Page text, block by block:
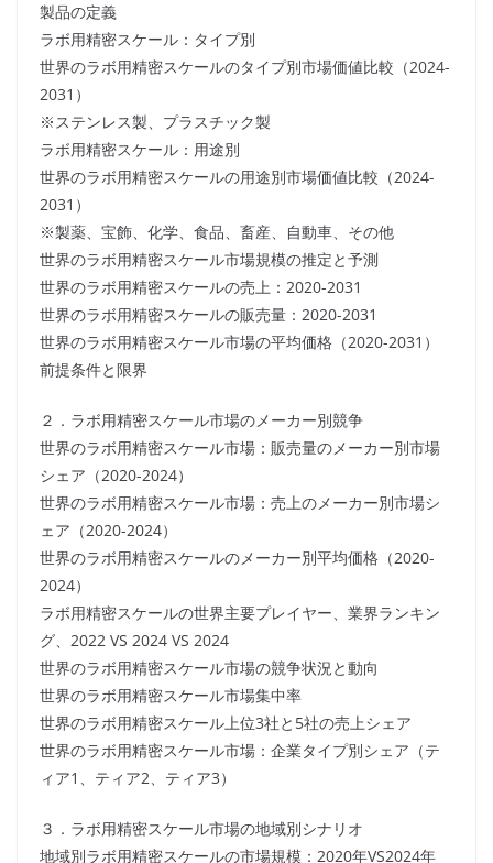
製品の定義
ラボ用精密スケール：タイプ別
世界のラボ用精密スケールのタイプ別市場価値比較（2024-
2031）
※ステンレス製、プラスチック製
ラボ用精密スケール：用途別
世界のラボ用精密スケールの用途別市場価値比較（2024-
2031）
※製薬、宝飾、化学、食品、畜産、自動車、その他
世界のラボ用精密スケール市場規模の推定と予測
世界のラボ用精密スケールの売上：2020-2031
世界のラボ用精密スケールの販売量：2020-2031
世界のラボ用精密スケール市場の平均価格（2020-2031）
前提条件と限界
２．ラボ用精密スケール市場のメーカー別競争
世界のラボ用精密スケール市場：販売量のメーカー別市場
シェア（2020-2024）
世界のラボ用精密スケール市場：売上のメーカー別市場シ
ェア（2020-2024）
世界のラボ用精密スケールのメーカー別平均価格（2020-
2024）
ラボ用精密スケールの世界主要プレイヤー、業界ランキン
グ、2022 VS 2024 VS 2024
世界のラボ用精密スケール市場の競争状況と動向
世界のラボ用精密スケール市場集中率
世界のラボ用精密スケール上位3社と5社の売上シェア
世界のラボ用精密スケール市場：企業タイプ別シェア（テ
ィア1、ティア2、ティア3）
３．ラボ用精密スケール市場の地域別シナリオ
地域別ラボ用精密スケールの市場規模：2020年VS2024年